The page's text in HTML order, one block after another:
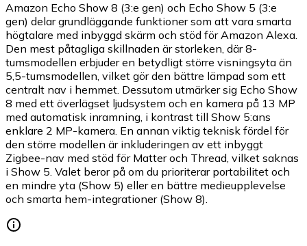
Amazon Echo Show 8 (3:e gen) och Echo Show 5 (3:e
gen) delar grundläggande funktioner som att vara smarta
högtalare med inbyggd skärm och stöd för Amazon Alexa.
Den mest påtagliga skillnaden är storleken, där 8-
tumsmodellen erbjuder en betydligt större visningsyta än
5,5-tumsmodellen, vilket gör den bättre lämpad som ett
centralt nav i hemmet. Dessutom utmärker sig Echo Show
8 med ett överlägset ljudsystem och en kamera på 13 MP
med automatisk inramning, i kontrast till Show 5:ans
enklare 2 MP-kamera. En annan viktig teknisk fördel för
den större modellen är inkluderingen av ett inbyggt
Zigbee-nav med stöd för Matter och Thread, vilket saknas
i Show 5. Valet beror på om du prioriterar portabilitet och
en mindre yta (Show 5) eller en bättre medieupplevelse
och smarta hem-integrationer (Show 8).